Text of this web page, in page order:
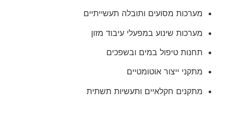
מערכות מסועים ותובלה תעשייתיים
מערכות שינוע במפעלי עיבוד מזון
תחנות טיפול במים ובשפכים
מתקני ייצור אוטומטיים
מתקנים חקלאיים ותעשיות תשתית